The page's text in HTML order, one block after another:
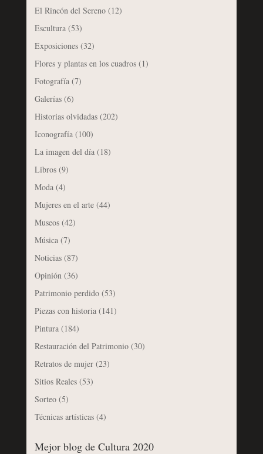
El Rincón del Sereno(12)
Escultura(53)
Exposiciones(32)
Flores y plantas en los cuadros(1)
Fotografía(7)
Galerías(6)
Historias olvidadas(202)
Iconografía(100)
La imagen del día(18)
Libros(9)
Moda(4)
Mujeres en el arte(44)
Museos(42)
Música(7)
Noticias(87)
Opinión(36)
Patrimonio perdido(53)
Piezas con historia(141)
Pintura(184)
Restauración del Patrimonio(30)
Retratos de mujer(23)
Sitios Reales(53)
Sorteo(5)
Técnicas artísticas(4)
Mejor blog de Cultura 2020